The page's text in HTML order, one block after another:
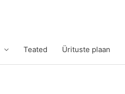
Teated Ürituste plaan